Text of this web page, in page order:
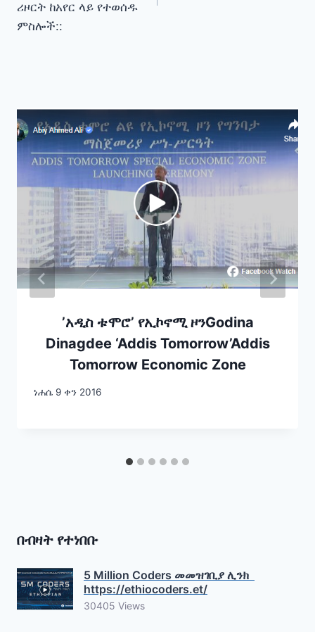
ሪዞርት ከአየር ላይ የተወሰዱ
ምስሎች::
’አዲስ ቱሞሮ’ የኢኮኖሚ ዞንGodina
Dinagdee ‘Addis Tomorrow’Addis
Tomorrow Economic Zone
ነሐሴ 9 ቀን 2016
በብዛት የተነበቡ
5 Million Coders መመዝገቢያ ሊንክ
https://ethiocoders.et/
30405 Views